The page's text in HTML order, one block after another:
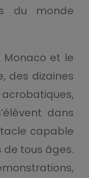
du monde
Monaco et le
des dizaines
dans
capable
de tous âges.